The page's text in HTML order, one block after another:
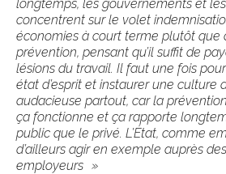
longtemps, les gouvernements et
concentrent sur le volet
économies à court terme plutôt que
prévention, pensant qu’il suffit de
lésions du travail. Il faut une fois
état d’esprit et instaurer une culture
audacieuse partout, car la
ça fonctionne et ça rapporte
public que le privé. L’État, comme
d’ailleurs agir en exemple auprès
employeurs »